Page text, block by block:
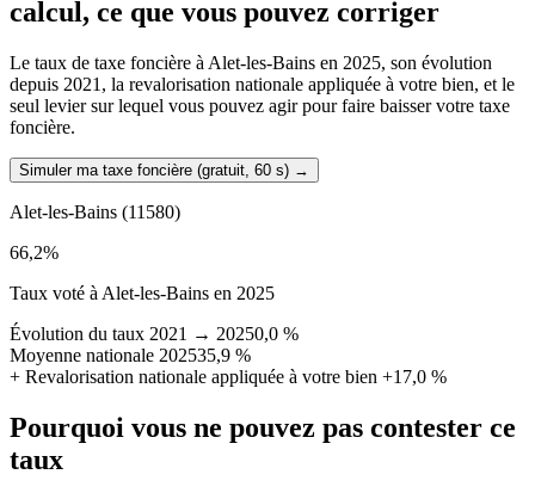
calcul, ce que vous pouvez corriger
Le taux de taxe foncière à Alet-les-Bains en 2025, son évolution
depuis 2021, la revalorisation nationale appliquée à votre bien, et le
seul levier sur lequel vous pouvez agir pour faire baisser votre taxe
foncière.
Simuler ma taxe foncière (gratuit, 60 s) →
Alet-les-Bains (11580)
66,2%
Taux voté à Alet-les-Bains en 2025
Évolution du taux 2021 → 20250,0 %
Moyenne nationale 202535,9 %
+ Revalorisation nationale appliquée à votre bien +17,0 %
Pourquoi vous ne pouvez pas contester ce
taux